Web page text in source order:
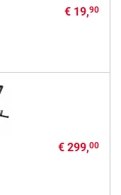
€ 19,90
€ 299,00